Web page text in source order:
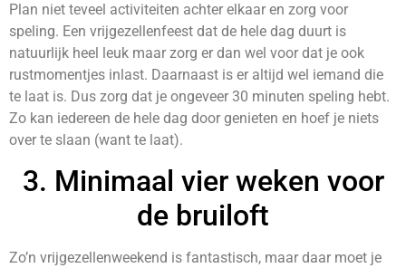
Plan niet teveel activiteiten achter elkaar en zorg voor
speling. Een vrijgezellenfeest dat de hele dag duurt is
natuurlijk heel leuk maar zorg er dan wel voor dat je ook
rustmomentjes inlast. Daarnaast is er altijd wel iemand die
te laat is. Dus zorg dat je ongeveer 30 minuten speling hebt.
Zo kan iedereen de hele dag door genieten en hoef je niets
over te slaan (want te laat).
3. Minimaal vier weken voor
de bruiloft
Zo’n vrijgezellenweekend is fantastisch, maar daar moet je